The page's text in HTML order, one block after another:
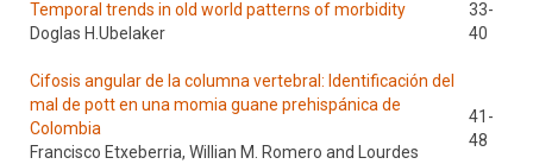
Temporal trends in old world patterns of morbidity
33-
40
Doglas H.Ubelaker
Cifosis angular de la columna vertebral: Identificación del
mal de pott en una momia guane prehispánica de
Colombia
41-
48
Francisco Etxeberria, Willian M. Romero and Lourdes